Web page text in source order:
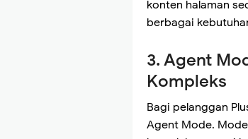
konten halaman
berbagai
3. Agent
Kompleks
Bagi pelanggan
Agent Mode.